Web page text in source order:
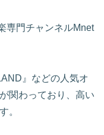
専門チャンネルMnet
』などの人気オ
関わっており、高い
。